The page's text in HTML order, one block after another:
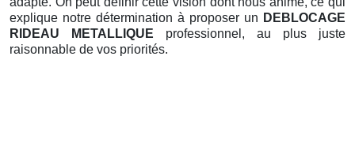
explique notre détermination à proposer un DEBLOCAGE
RIDEAU METALLIQUE professionnel, au plus juste
raisonnable de vos priorités.